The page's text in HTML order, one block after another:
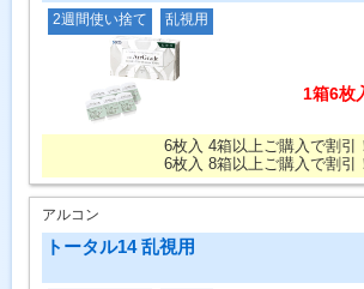
2週間使い捨て 乱視用
1箱6枚
6枚入 4箱以上ご購入で割引
6枚入 8箱以上ご購入で割引
アルコン
トータル14 乱視用